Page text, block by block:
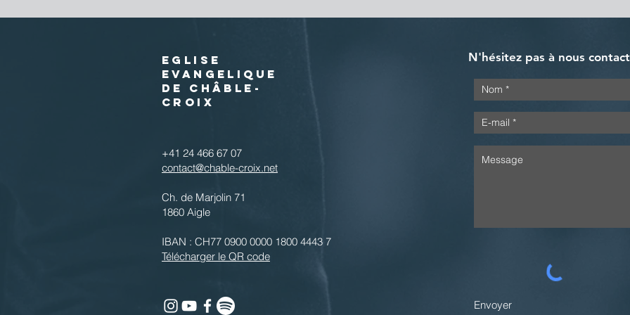
EGLISE
EVANGELIQUE
DE CHÂBLE-
CROIX
+41 24 466 67 07
contact@chable-croix.net
Ch. de Marjolin 71
1860 Aigle
IBAN : CH77 0900 0000 1800 4443 7
Télécharger le QR code
N'hésitez pas à nous
Envoyer